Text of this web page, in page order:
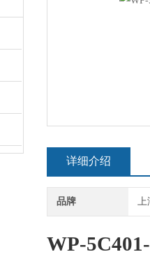
详细介绍
品牌 上
WP-